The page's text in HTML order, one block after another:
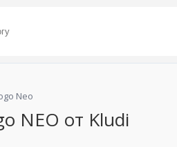
Neo
NEO от Kludi